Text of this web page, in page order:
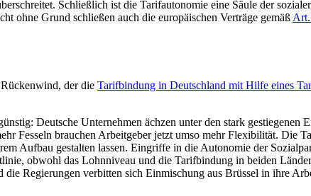
Schließlich ist die Tarifautonomie eine Säule der
ohne Grund schließen auch die europäischen Verträge gemäß
der die Tarifbindung in Deutschland mit Hilfe eines
Deutsche Unternehmen ächzen unter den stark
Fesseln brauchen Arbeitgeber jetzt umso mehr Flexibilität. Die
Aufbau gestalten lassen. Eingriffe in die Autonomie der
obwohl das Lohnniveau und die Tarifbindung in beiden
Regierungen verbitten sich Einmischung aus Brüssel in ihre